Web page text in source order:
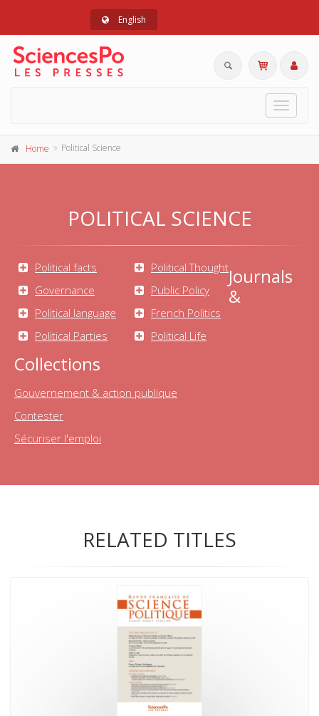
English
Toggle
Home Political Science
POLITICAL SCIENCE
Political facts
Governance
Political language
Political Parties
Political Thought
Public Policy
French Politics
Political Life
Journals
&
Collections
Gouvernement & action publique
Contester
Sécuriser l'emploi
RELATED TITLES